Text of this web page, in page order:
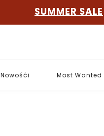
SUMMER SALE
Nowośći Most Wanted